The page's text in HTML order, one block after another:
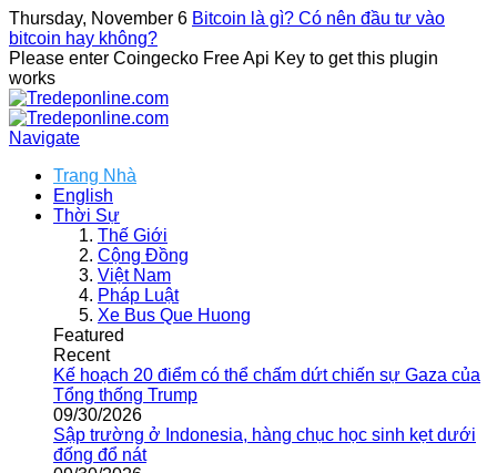
Thursday, November 6 Bitcoin là gì? Có nên đầu tư vào
bitcoin hay không?
Please enter Coingecko Free Api Key to get this plugin
works
Navigate
Trang Nhà
English
Thời Sự
Thế Giới
Cộng Đồng
Việt Nam
Pháp Luật
Xe Bus Que Huong
Featured
Recent
Kế hoạch 20 điểm có thể chấm dứt chiến sự Gaza của
Tổng thống Trump
09/30/2026
Sập trường ở Indonesia, hàng chục học sinh kẹt dưới
đống đổ nát